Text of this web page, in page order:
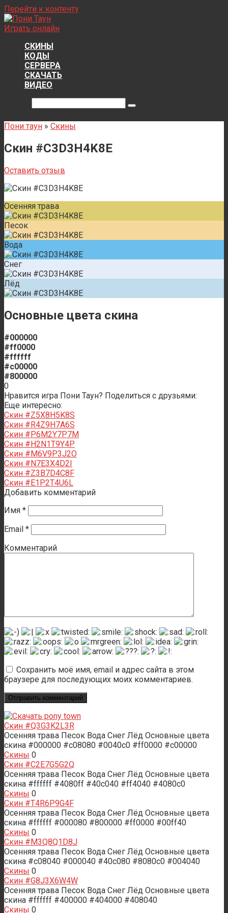
Перейти к контенту
Играть онлайн
СКИНЫ
КОДЫ
СЕРВЕРА
СКАЧАТЬ
ВИДЕО
Пони таун » Скины
Скин #C3D3H4K8E
Оставить отзыв
Осенняя трава
Песок
Вода
Снег
Лёд
Основные цвета скина
#000000
#ff0000
#ffffff
#c00000
#800000
0
Нравится игра Пони Таун? Поделиться с друзьями:
Еще интересно:
Скин #Z5X8H5K8S
Скин #R4Z9H7A6S
Скин #P6M2Y7P7M
Скин #H2N1T9Y4P
Скин #M6V9P3J2O
Скин #N7E3X4D2I
Скин #Z3B7D4C8F
Скин #E1P2T4U6L
Добавить комментарий
Имя *
Email *
Комментарий
Сохранить моё имя, email и адрес сайта в этом
браузере для последующих моих комментариев.
Скин #Q3G3K2L3R
Осенняя трава Песок Вода Снег Лёд Основные цвета
скина #000000 #c08080 #0040c0 #ff0000 #c00000
Скины 0
Скин #C2E7G5G2Q
Осенняя трава Песок Вода Снег Лёд Основные цвета
скина #ffffff #4080ff #40c040 #ff4040 #4080c0
Скины 0
Скин #T4R6P9G4F
Осенняя трава Песок Вода Снег Лёд Основные цвета
скина #ffffff #000080 #800000 #ff0000 #00ff40
Скины 0
Скин #M3Q8Q1D8J
Осенняя трава Песок Вода Снег Лёд Основные цвета
скина #c08040 #000040 #40c080 #8080c0 #004040
Скины 0
Скин #G8J3X6W4W
Осенняя трава Песок Вода Снег Лёд Основные цвета
скина #ffffff #400000 #404000 #408040
Скины 0